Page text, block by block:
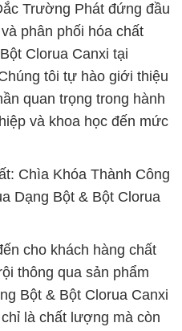
Trường Phát đứng đầu
phân phối hóa chất
Clorua Canxi tại
tôi tự hào giới thiệu
quan trọng trong hành
và khoa học đến mức
Chìa Khóa Thành Công
Dạng Bột & Bột Clorua
cho khách hàng chất
thông qua sản phẩm
Bột & Bột Clorua Canxi
là chất lượng mà còn